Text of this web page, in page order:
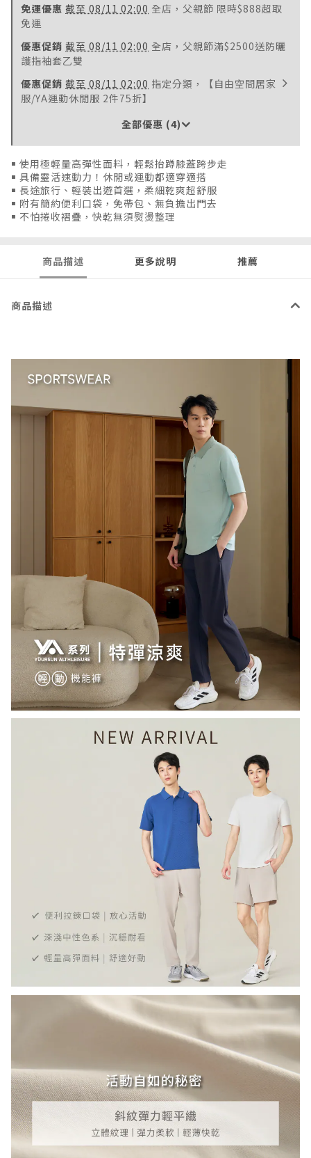
免運優惠 截至 08/11 02:00 全店，父親節 限時$888超取
免運
優惠促銷 截至 08/11 02:00 全店，父親節滿$2500送防曬
護指袖套乙雙
優惠促銷 截至 08/11 02:00 指定分類，【自由空間居家
服/YA運動休閒服 2件75折】
全部優惠 (4)
￭ 使用極輕量高彈性面料，輕鬆抬蹲膝蓋跨步走
￭ 具備靈活速動力！休閒或運動都適穿適搭
￭ 長途旅行、輕裝出遊首選，柔細乾爽超舒服
￭ 附有簡約便利口袋，免帶包、無負擔出門去
￭ 不怕捲收褶疊，快乾無須熨燙整理
商品描述 更多說明 推薦
商品描述